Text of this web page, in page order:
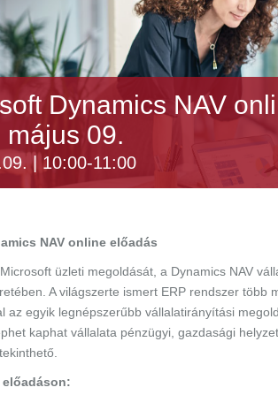
Dynamics NAV
május 09.
| 10:00-11:00
NAV online előadás
üzleti megoldását, a Dynamics NAV
A világszerte ismert ERP rendszer több
az egyik legnépszerűbb vállalatirányítási
kaphat vállalata pénzügyi, gazdasági
előadáson: